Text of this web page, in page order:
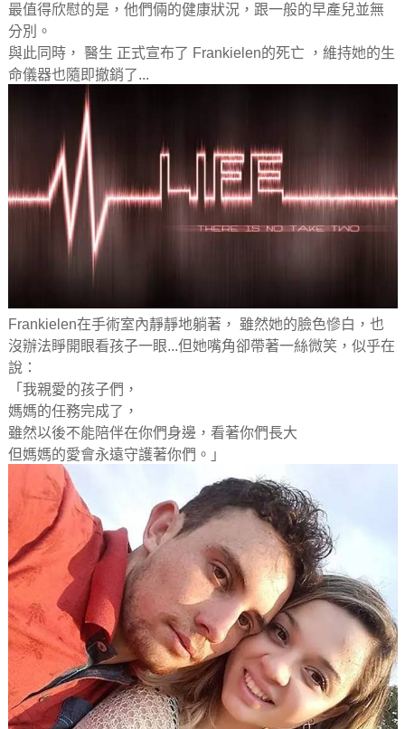
最值得欣慰的是，他們倆的健康狀況，跟一般的早產兒並無
分別。
與此同時， 醫生 正式宣布了 Frankielen的死亡 ，維持她的生
命儀器也隨即撤銷了...
Frankielen在手術室內靜靜地躺著， 雖然她的臉色慘白，也
沒辦法睜開眼看孩子一眼...但她嘴角卻帶著一絲微笑，似乎在
說：
「我親愛的孩子們，
媽媽的任務完成了，
雖然以後不能陪伴在你們身邊，看著你們長大
但媽媽的愛會永遠守護著你們。」